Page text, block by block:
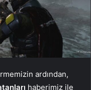
ardından,
haberimiz ile